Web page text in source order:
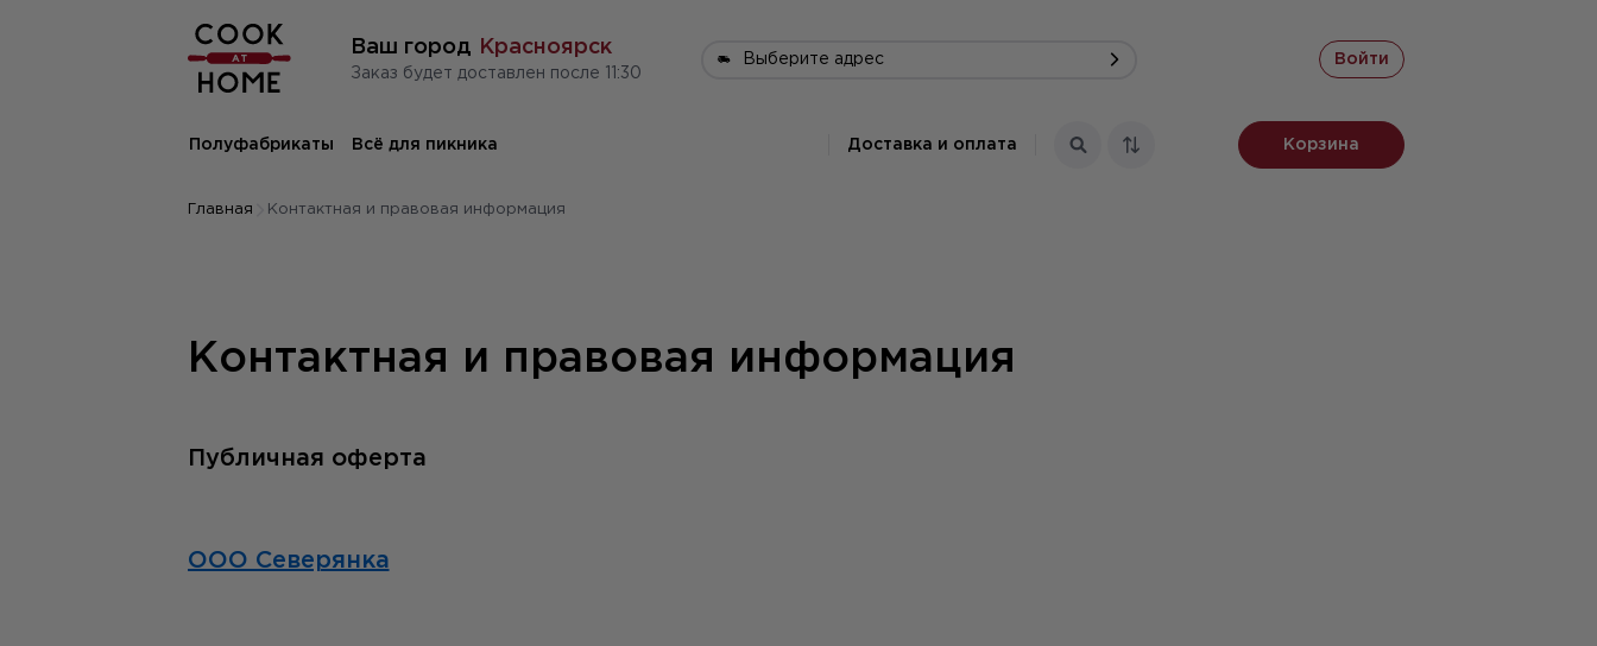
Ваш город Красноярск
заказ будет доставлен после 11:30
Выберите адрес Войти
Полуфабрикаты Всё для пикника Доставка и оплата Корзина
Главная Контактная и правовая информация
Контактная и правовая информация
Публичная оферта
ООО Северянка